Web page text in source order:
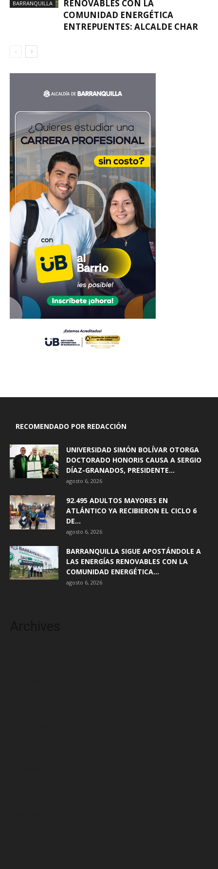
BARRANQUILLA
RENOVABLES CON LA
COMUNIDAD ENERGÉTICA
ENTREPUENTES: ALCALDE CHAR
RECOMENDADO POR REDACCIÓN
UNIVERSIDAD SIMÓN BOLÍVAR OTORGA
DOCTORADO HONORIS CAUSA A SERGIO
DÍAZ-GRANADOS, PRESIDENTE...
agosto 6, 2026
92.495 ADULTOS MAYORES EN
ATLÁNTICO YA RECIBIERON EL CICLO 6
DE...
agosto 6, 2026
BARRANQUILLA SIGUE APOSTÁNDOLE A
LAS ENERGÍAS RENOVABLES CON LA
COMUNIDAD ENERGÉTICA...
agosto 6, 2026